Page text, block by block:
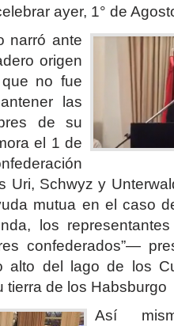
ayer, 1° de
narró ante
origen
no fue
las
de su
el 1 de
Uri, Schwyz y
mutua en el caso
los
confederados”—
alto del lago de los
tierra de los Habsburgo
Así